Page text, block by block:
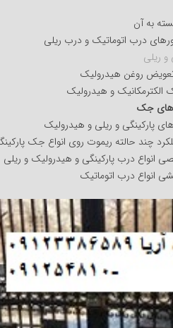
به آن
درب اتوماتیک و درب ریلی
و ریلی
روغن هیدرولیک
و هیدرولیک
های جک
پارکینگی و ریلی و هیدرولیک
چند حالته ریموت روی انواع جک
درب پارکینگی و هیدرولیک و ریلی
درب اتوماتیک